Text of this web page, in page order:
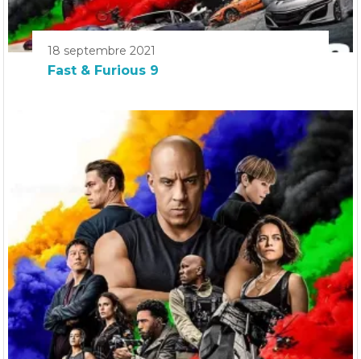
18 septembre 2021
Fast & Furious 9